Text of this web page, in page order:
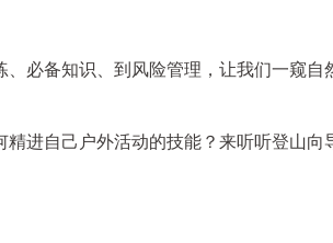
必备知识、到风险管理，让我们一窥自
进自己户外活动的技能？来听听登山向